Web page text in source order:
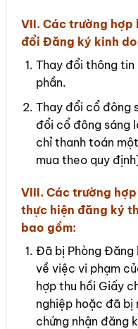
VII. Các trường
đổi Đăng ký kinh
Thay đổi thông
phần.
Thay đổi cổ đông
đổi cổ đông sáng
chỉ thanh toán
mua theo quy
VIII. Các trường
thực hiện đăng ký
bao gồm:
Đã bị Phòng Đăng
về việc vi phạm
hợp thu hồi Giấy
nghiệp hoặc đã bị
chứng nhận đăng